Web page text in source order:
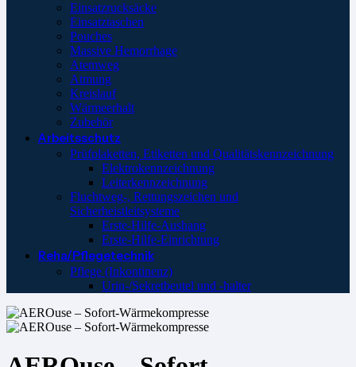
Einsatzrucksäcke
Einsatztaschen
Pouches
Massive Hemorrhage
Atemweg
Atmung
Kreislauf
Wärmeerhalt
Zubehör
Arbeitsschutz
Prüfplaketten, Etiketten und Qualitätskennzeichnung
Elektrokennzeichnung
Leiterkennzeichnung
Fluchtweg-, Rettungszeichen und
Sicherheistleitsysteme
Erste-Hilfe-Aushang
Erste-Hilfe-Einrichtung
Reha/Pflegetechnik
Pflege (Inkontinenz)
Urin-/Sekretbeutel und -halter